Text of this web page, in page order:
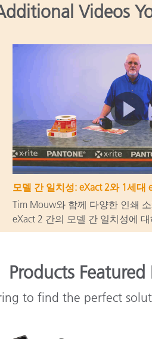
Videos
모델 간 일치성: eXact 2와 1세대
Tim Mouw와 함께 다양한 인쇄
eXact 2 간의 모델 간 일치성에
Products
to find the perfect